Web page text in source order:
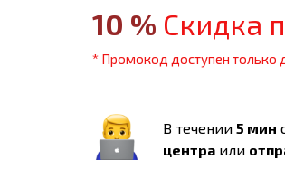
10 % Скидка
* Промокод доступен только
В течении 5 мин
центра или